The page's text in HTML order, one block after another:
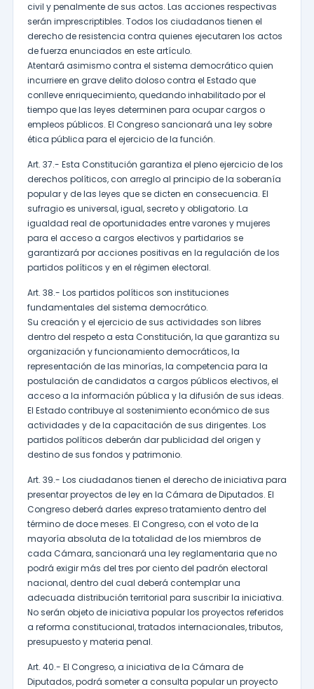
civil y penalmente de sus actos. Las acciones respectivas
serán imprescriptibles. Todos los ciudadanos tienen el
derecho de resistencia contra quienes ejecutaren los actos
de fuerza enunciados en este artículo.
Atentará asimismo contra el sistema democrático quien
incurriere en grave delito doloso contra el Estado que
conlleve enriquecimiento, quedando inhabilitado por el
tiempo que las leyes determinen para ocupar cargos o
empleos públicos. El Congreso sancionará una ley sobre
ética pública para el ejercicio de la función.
Art. 37.- Esta Constitución garantiza el pleno ejercicio de los
derechos políticos, con arreglo al principio de la soberanía
popular y de las leyes que se dicten en consecuencia. El
sufragio es universal, igual, secreto y obligatorio. La
igualdad real de oportunidades entre varones y mujeres
para el acceso a cargos electivos y partidarios se
garantizará por acciones positivas en la regulación de los
partidos políticos y en el régimen electoral.
Art. 38.- Los partidos políticos son instituciones
fundamentales del sistema democrático.
Su creación y el ejercicio de sus actividades son libres
dentro del respeto a esta Constitución, la que garantiza su
organización y funcionamiento democráticos, la
representación de las minorías, la competencia para la
postulación de candidatos a cargos públicos electivos, el
acceso a la información pública y la difusión de sus ideas.
El Estado contribuye al sostenimiento económico de sus
actividades y de la capacitación de sus dirigentes. Los
partidos políticos deberán dar publicidad del origen y
destino de sus fondos y patrimonio.
Art. 39.- Los ciudadanos tienen el derecho de iniciativa para
presentar proyectos de ley en la Cámara de Diputados. El
Congreso deberá darles expreso tratamiento dentro del
término de doce meses. El Congreso, con el voto de la
mayoría absoluta de la totalidad de los miembros de
cada Cámara, sancionará una ley reglamentaria que no
podrá exigir más del tres por ciento del padrón electoral
nacional, dentro del cual deberá contemplar una
adecuada distribución territorial para suscribir la iniciativa.
No serán objeto de iniciativa popular los proyectos referidos
a reforma constitucional, tratados internacionales, tributos,
presupuesto y materia penal.
Art. 40.- El Congreso, a iniciativa de la Cámara de
Diputados, podrá someter a consulta popular un proyecto